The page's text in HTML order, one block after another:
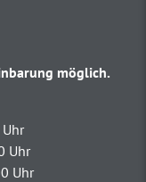
möglich.
Uhr
Uhr